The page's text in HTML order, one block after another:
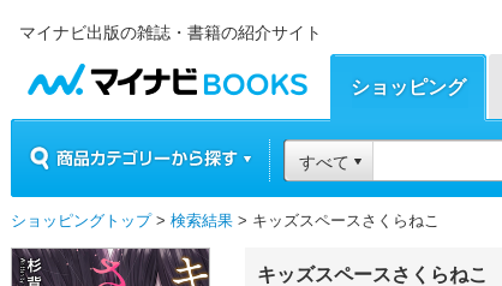
マイナビ出版の雑誌・書籍の紹介サイト
マイナビBOOKS
ショッピング
すべて
ショッピングトップ> 検索結果 > キッズスペースさくらねこ
キッズスペースさくらねこ